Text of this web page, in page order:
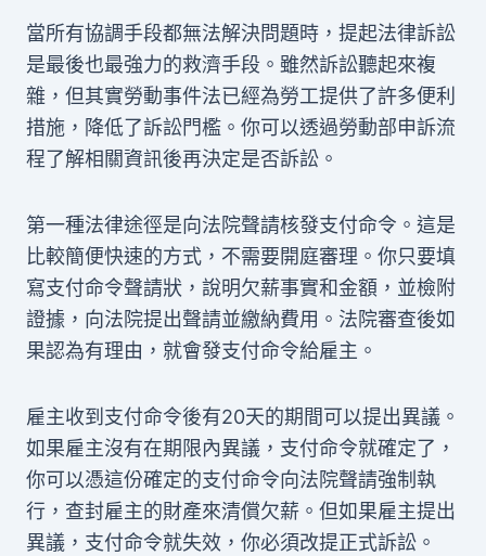
當所有協調手段都無法解決問題時，提起法律訴訟
是最後也最強力的救濟手段。雖然訴訟聽起來複
雜，但其實勞動事件法已經為勞工提供了許多便利
措施，降低了訴訟門檻。你可以透過勞動部申訴流
程了解相關資訊後再決定是否訴訟。
第一種法律途徑是向法院聲請核發支付命令。這是
比較簡便快速的方式，不需要開庭審理。你只要填
寫支付命令聲請狀，說明欠薪事實和金額，並檢附
證據，向法院提出聲請並繳納費用。法院審查後如
果認為有理由，就會發支付命令給雇主。
雇主收到支付命令後有20天的期間可以提出異議。
如果雇主沒有在期限內異議，支付命令就確定了，
你可以憑這份確定的支付命令向法院聲請強制執
行，查封雇主的財產來清償欠薪。但如果雇主提出
異議，支付命令就失效，你必須改提正式訴訟。